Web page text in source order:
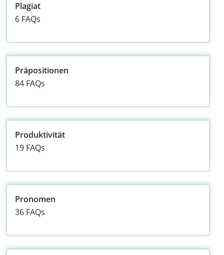
Plagiat
6 FAQs
Präpositionen
84 FAQs
Produktivität
19 FAQs
Pronomen
36 FAQs